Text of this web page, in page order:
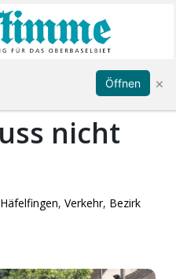
Anmelden
nicht
Häfelfingen,Verkehr, Bezirk
Öffnen ×